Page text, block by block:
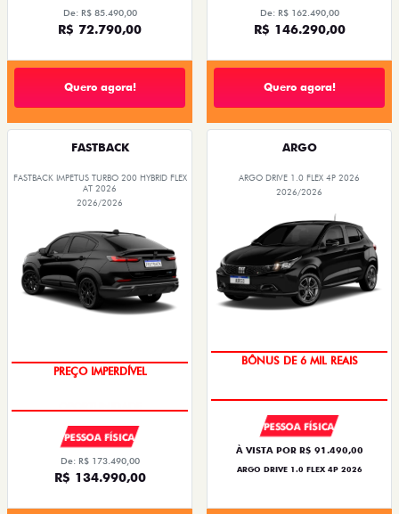
De: R$ 85.490,00
R$ 72.790,00
Quero agora!
De: R$ 162.490,00
R$ 146.290,00
Quero agora!
FASTBACK
FASTBACK IMPETUS TURBO 200 HYBRID FLEX
AT 2026
2026/2026
OPORTUNIDADE
PESSOA FÍSICA
De: R$ 173.490,00
R$ 134.990,00
ARGO
ARGO DRIVE 1.0 FLEX 4P 2026
2026/2026
TAXA ZERO
PESSOA FÍSICA
À VISTA POR R$ 91.490,00
ARGO DRIVE 1.0 FLEX 4P 2026